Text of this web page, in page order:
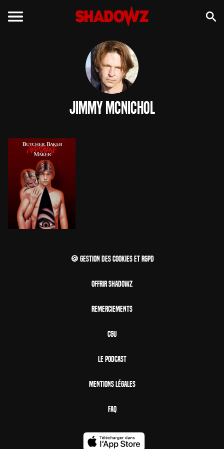
Jimmy McNichol
🍪 Gestion des cookies et RGPD
Offrir Shadowz
Remerciements
CGU
Le Podcast
Mentions Légales
FAQ